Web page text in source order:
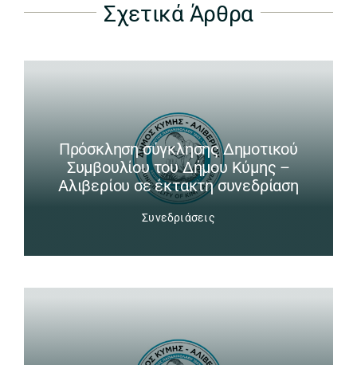
Σχετικά Άρθρα
Πρόσκληση σύγκλησης Δημοτικού
Συμβουλίου του Δήμου Κύμης –
Αλιβερίου σε έκτακτη συνεδρίαση
Συνεδριάσεις